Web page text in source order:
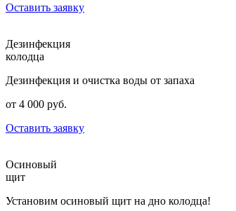
Оставить заявку
Дезинфекция
колодца
Дезинфекция и очистка воды от запаха
от 4 000 руб.
Оставить заявку
Осиновый
щит
Установим осиновый щит на дно колодца!